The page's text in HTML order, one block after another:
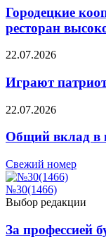
Городецкие
ресторан
22.07.2026
Играют
22.07.2026
Общий вклад в
Свежий номер
№30(1466)
Выбор редакции
За профессией